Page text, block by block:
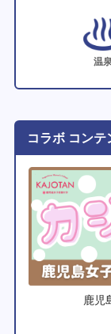
温泉
コラボ コンテ
鹿児